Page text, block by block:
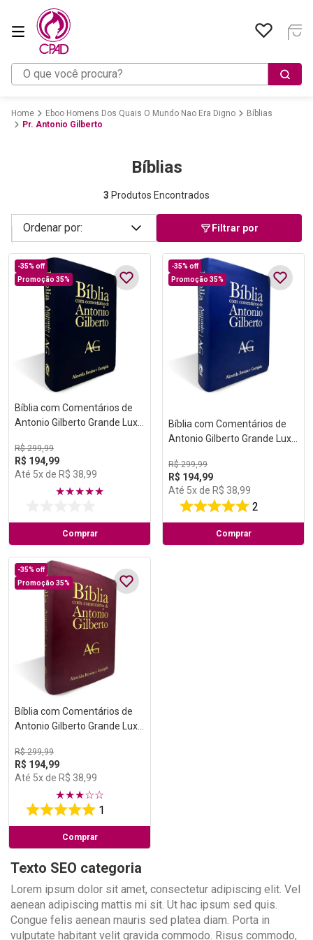
O que você procura?
Eboo Homens Dos Quais O Mundo Nao Era Digno
Bíblias
Pr. Antonio Gilberto
Bíblias
3 Produtos Encontrados
Filtrar por
-35% off
Promoção 35%
Bíblia com Comentários de
Antonio Gilberto Grande Luxo
R$ 299,99
R$ 194,99
Até 5x de R$ 38,99
★★★★★
Comprar
-35% off
Promoção 35%
Bíblia com Comentários de
Antonio Gilberto Grande Luxo
R$ 299,99
R$ 194,99
Até 5x de R$ 38,99
2
Comprar
-35% off
Promoção 35%
Bíblia com Comentários de
Antonio Gilberto Grande Luxo
R$ 299,99
R$ 194,99
Até 5x de R$ 38,99
★★★☆☆
1
Comprar
Texto SEO categoria
Lorem ipsum dolor sit amet, consectetur adipiscing elit. Vel
aenean adipiscing mattis mi sit. Ut hac ipsum sed quis.
Congue felis aenean mauris sed platea diam. Porta in
vulputate habitant velit gravida commodo. Risus commodo,